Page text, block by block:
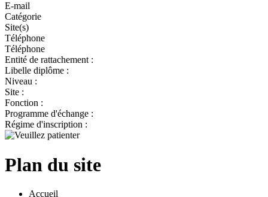
E-mail
Catégorie
Site(s)
Téléphone
Téléphone
Entité de rattachement :
Libelle diplôme :
Niveau :
Site :
Fonction :
Programme d'échange :
Régime d'inscription :
Plan du site
Accueil